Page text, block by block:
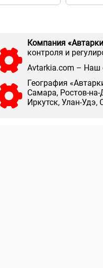
Компания
контроля и
Аvtarkia.com – Наш
География
Самара, Ростов-
Иркутск, Улан-